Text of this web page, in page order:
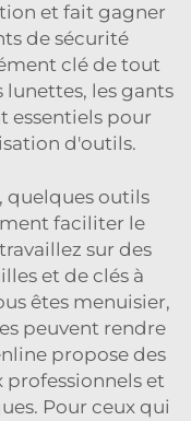
et fait gagner
de sécurité
clé de tout
les gants
essentiels pour
d'outils.
quelques outils
faciliter le
sur des
et de clés à
êtes menuisier,
peuvent rendre
propose des
professionnels et
Pour ceux qui